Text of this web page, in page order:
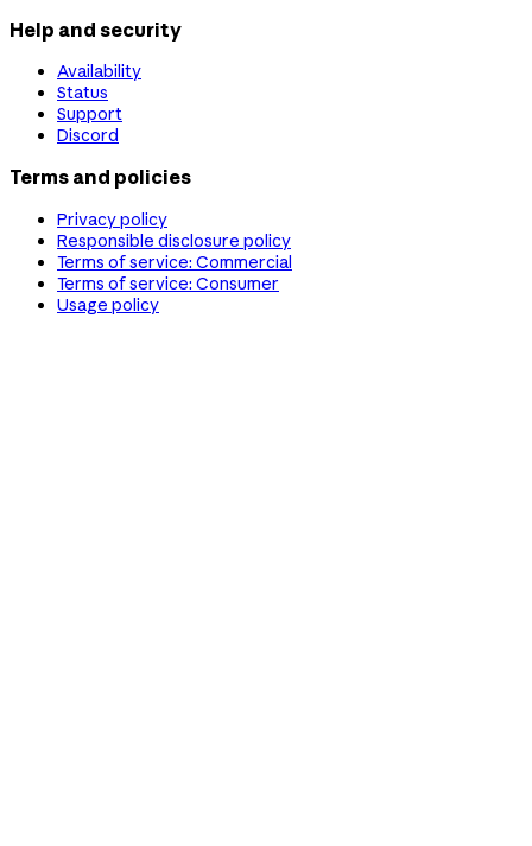
Help and security
Availability
Status
Support
Discord
Terms and policies
Privacy policy
Responsible disclosure policy
Terms of service: Commercial
Terms of service: Consumer
Usage policy